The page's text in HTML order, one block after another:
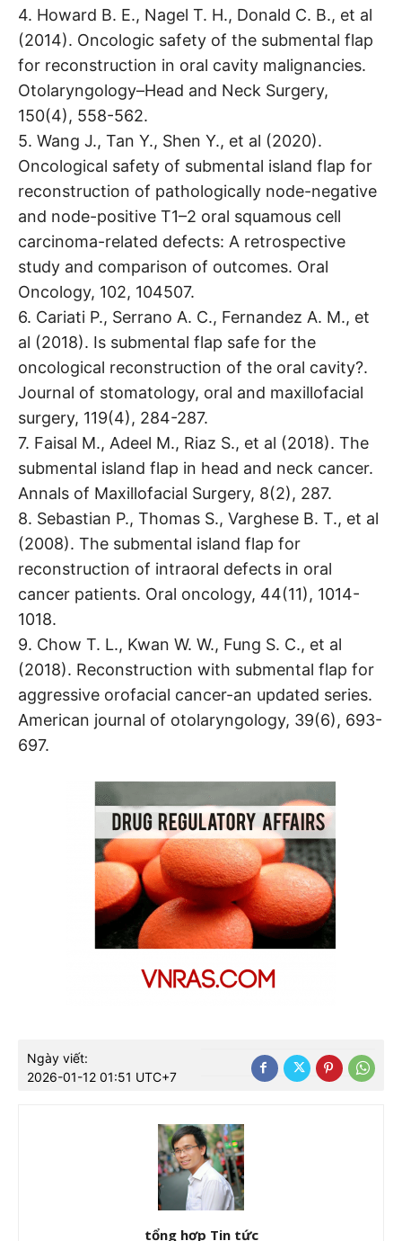
4. Howard B. E., Nagel T. H., Donald C. B., et al
(2014). Oncologic safety of the submental flap
for reconstruction in oral cavity malignancies.
Otolaryngology–Head and Neck Surgery,
150(4), 558-562.
5. Wang J., Tan Y., Shen Y., et al (2020).
Oncological safety of submental island flap for
reconstruction of pathologically node-negative
and node-positive T1–2 oral squamous cell
carcinoma-related defects: A retrospective
study and comparison of outcomes. Oral
Oncology, 102, 104507.
6. Cariati P., Serrano A. C., Fernandez A. M., et
al (2018). Is submental flap safe for the
oncological reconstruction of the oral cavity?.
Journal of stomatology, oral and maxillofacial
surgery, 119(4), 284-287.
7. Faisal M., Adeel M., Riaz S., et al (2018). The
submental island flap in head and neck cancer.
Annals of Maxillofacial Surgery, 8(2), 287.
8. Sebastian P., Thomas S., Varghese B. T., et al
(2008). The submental island flap for
reconstruction of intraoral defects in oral
cancer patients. Oral oncology, 44(11), 1014-
1018.
9. Chow T. L., Kwan W. W., Fung S. C., et al
(2018). Reconstruction with submental flap for
aggressive orofacial cancer-an updated series.
American journal of otolaryngology, 39(6), 693-
697.
Ngày viết:
2026-01-12 01:51 UTC+7
tổng hợp Tin tức